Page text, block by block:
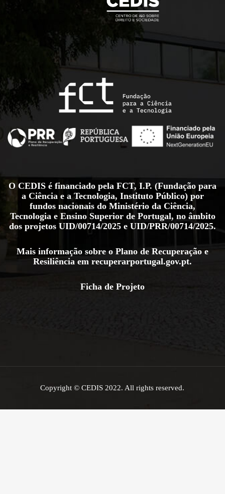
O CEDIS é financiado pela FCT, I.P. (Fundação para
a Ciência e a Tecnologia, Instituto Público) por
fundos nacionais do Ministério da Ciência,
Tecnologia e Ensino Superior de Portugal, no âmbito
dos projetos UID/00714/2025 e UID/PRR/00714/2025.
Mais informação sobre o Plano de Recuperação e
Resiliência em recuperarportugal.gov.pt.
Ficha de Projeto
Copyright © CEDIS 2022. All rights reserved.